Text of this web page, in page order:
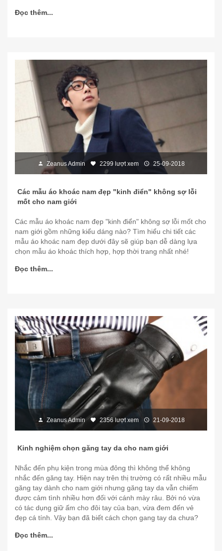
Đọc thêm...
Zeanus Admin 2299 lượt xem 25-09-2018
Các mẫu áo khoác nam đẹp "kinh điển" không sợ lỗi
mốt cho nam giới
Các mẫu áo khoác nam đẹp "kinh điển" không sợ lỗi mốt cho
nam giới gồm những kiểu dáng nào? Tìm hiểu chi tiết các
mẫu áo khoác nam đẹp dưới đây sẽ giúp bạn dễ dàng lựa
chọn mẫu áo khoác thích hợp, hợp thời trang nhất nhé!
Đọc thêm...
Zeanus Admin 2356 lượt xem 21-09-2018
Kinh nghiệm chọn găng tay da cho nam giới
Nhắc đến phụ kiện trong mùa đông thì không thể không
nhắc đến găng tay. Hiện nay trên thị trường có rất nhiều mẫu
găng tay dành cho nam giới nhưng găng tay da vẫn chiếm
được cảm tình nhiều hơn đối với cánh mày râu. Bởi nó vừa
có tác dụng giữ ấm cho đôi tay của bạn, vừa đem đến vẻ
đẹp cá tính. Vậy bạn đã biết cách chọn gang tay da chưa?
Đọc thêm...